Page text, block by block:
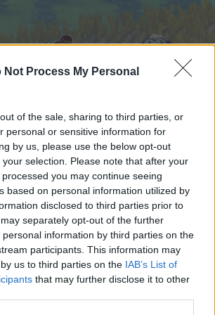
Not Process My Personal
of the sale, sharing to third parties, or
personal or sensitive information for
by us, please use the below opt-out
selection. Please note that after your
you may continue seeing
based on personal information utilized by
disclosed to third parties prior to
separately opt-out of the further
information by third parties on the
participants. This information may
us to third parties on the IAB’s List of
that may further disclose it to other
Въпроси за играта
се включите активно във
Календар